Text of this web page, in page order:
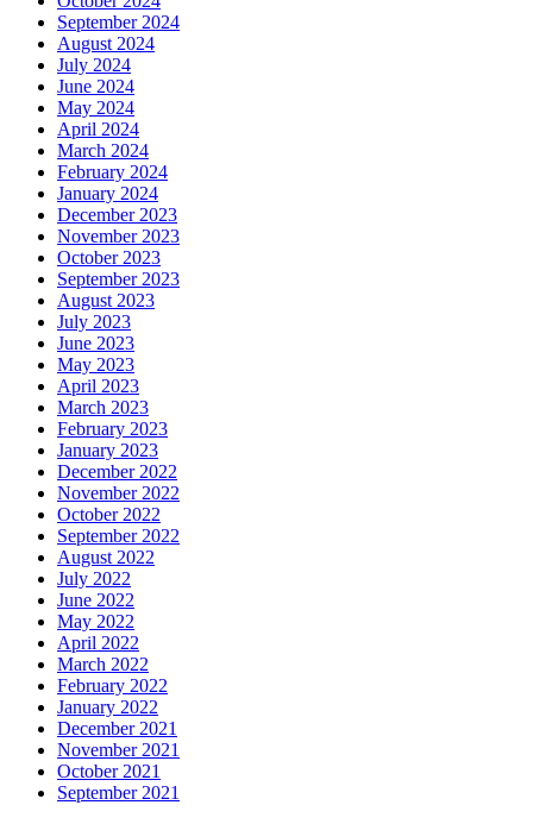
September 2024
August 2024
July 2024
June 2024
May 2024
April 2024
March 2024
February 2024
January 2024
December 2023
November 2023
October 2023
September 2023
August 2023
July 2023
June 2023
May 2023
April 2023
March 2023
February 2023
January 2023
December 2022
November 2022
October 2022
September 2022
August 2022
July 2022
June 2022
May 2022
April 2022
March 2022
February 2022
January 2022
December 2021
November 2021
October 2021
September 2021